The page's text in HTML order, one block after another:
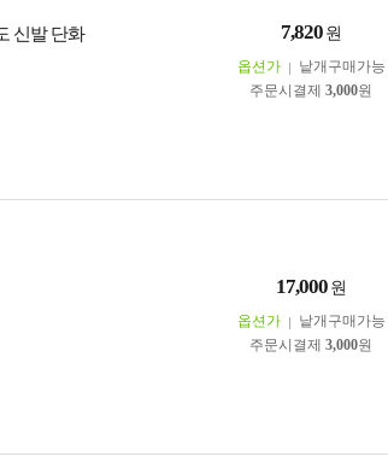
신발 단화 7,820 원
옵션가
낱개구매가능
주문시결제 3,000원
17,000 원
옵션가
낱개구매가능
주문시결제 3,000원